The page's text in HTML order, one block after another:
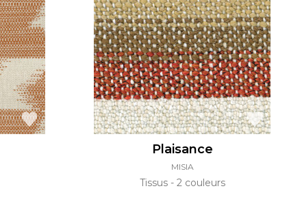
Plaisance
MISIA
Tissus 2 couleurs